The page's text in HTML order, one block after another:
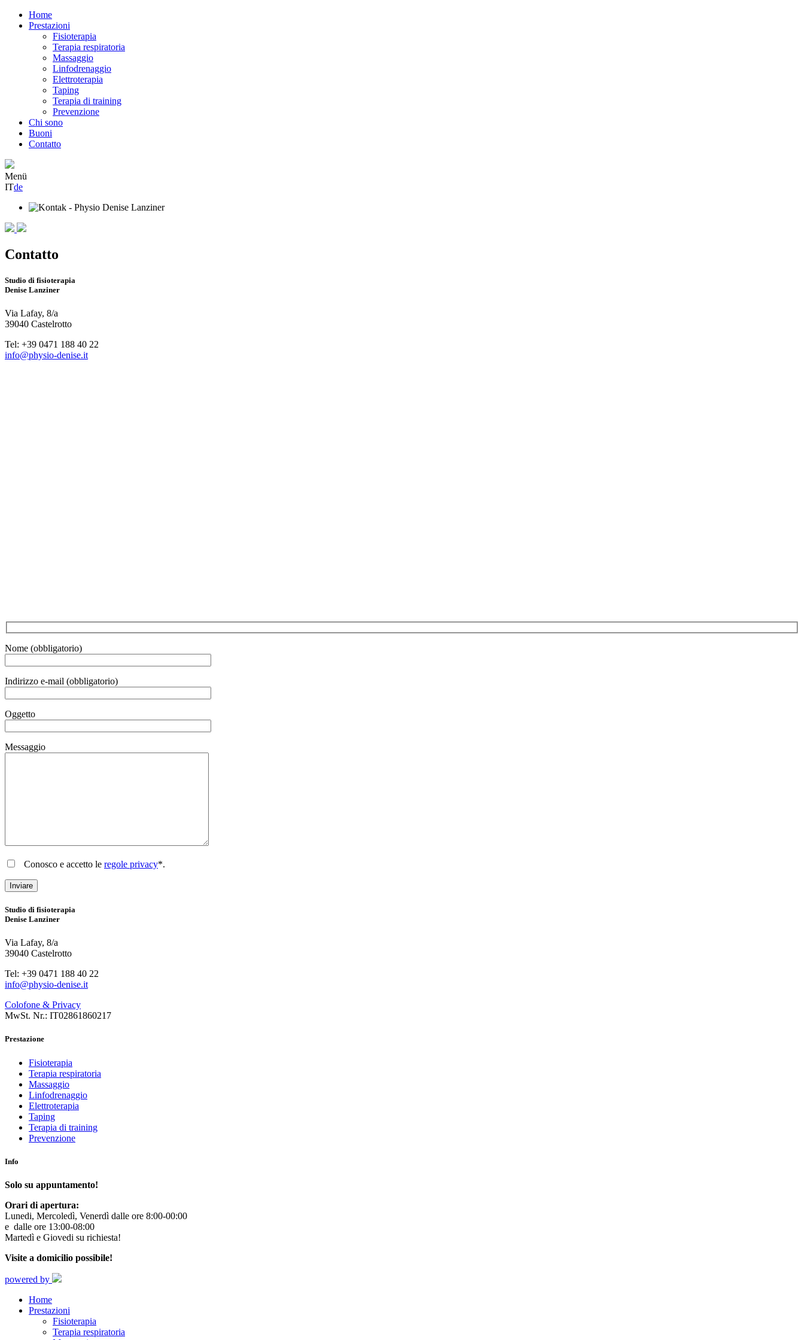
Home
Prestazioni
Fisioterapia
Terapia respiratoria
Massaggio
Linfodrenaggio
Elettroterapia
Taping
Terapia di training
Prevenzione
Chi sono
Buoni
Contatto
Menü
ITde
Contatto
Studio di fisioterapia
Denise Lanziner
Via Lafay, 8/a
39040 Castelrotto
Tel: +39 0471 188 40 22
info@physio-denise.it
Nome (obbligatorio)
Indirizzo e-mail (obbligatorio)
Oggetto
Messaggio
Conosco e accetto le regole privacy*.
Studio di fisioterapia
Denise Lanziner
Via Lafay, 8/a
39040 Castelrotto
Tel: +39 0471 188 40 22
info@physio-denise.it
Colofone & Privacy
MwSt. Nr.: IT02861860217
Prestazione
Fisioterapia
Terapia respiratoria
Massaggio
Linfodrenaggio
Elettroterapia
Taping
Terapia di training
Prevenzione
Info
Solo su appuntamento!
Orari di apertura:
Lunedi, Mercoledì, Venerdì dalle ore 8:00-00:00
e dalle ore 13:00-08:00
Martedì e Giovedi su richiesta!
Visite a domicilio possibile!
powered by
Home
Prestazioni
Fisioterapia
Terapia respiratoria